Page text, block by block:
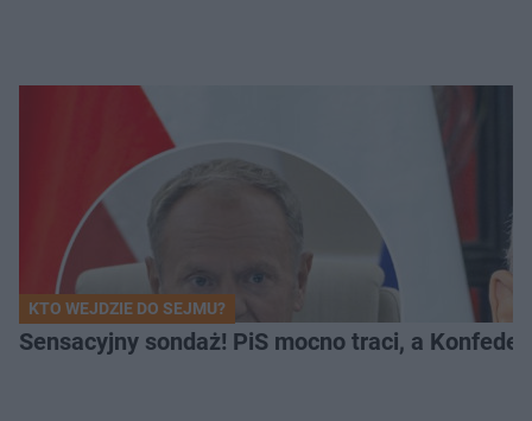
KTO WEJDZIE DO SEJMU?
Sensacyjny sondaż! PiS mocno traci, a